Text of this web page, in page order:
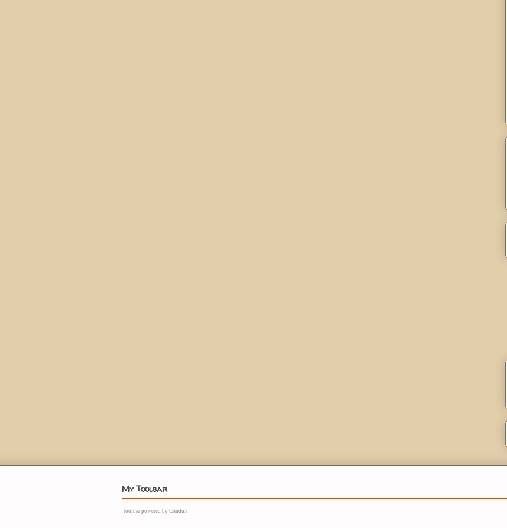
My Toolbar
toolbar powered by Conduit